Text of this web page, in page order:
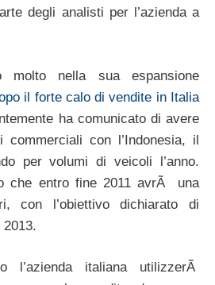
degli analisti per l’azienda a
molto nella sua espansione
il forte calo di vendite in Italia
ha comunicato di avere
commerciali con l’Indonesia, il
per volumi di veicoli l’anno.
che entro fine 2011 avrÃ una
con l’obiettivo dichiarato di
l’azienda italiana utilizzerÃ